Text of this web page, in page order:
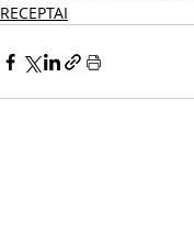
RECEPTAI